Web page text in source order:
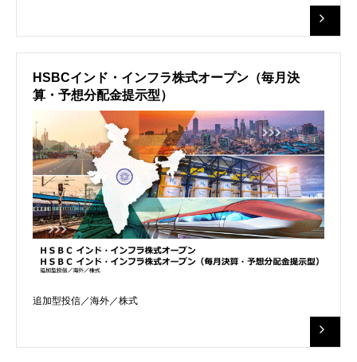
HSBCインド・インフラ株式オープン（毎月決
算・予想分配金提示型）
追加型投信／海外／株式